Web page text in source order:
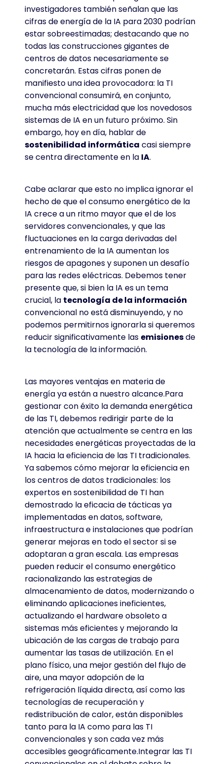
investigadores también señalan que las
cifras de energía de la IA para 2030 podrían
estar sobreestimadas; destacando que no
todas las construcciones gigantes de
centros de datos necesariamente se
concretarán. Estas cifras ponen de
manifiesto una idea provocadora: la TI
convencional consumirá, en conjunto,
mucha más electricidad que los novedosos
sistemas de IA en un futuro próximo. Sin
embargo, hoy en día, hablar de
sostenibilidad informática casi siempre
se centra directamente en la IA.
Cabe aclarar que esto no implica ignorar el
hecho de que el consumo energético de la
IA crece a un ritmo mayor que el de los
servidores convencionales, y que las
fluctuaciones en la carga derivadas del
entrenamiento de la IA aumentan los
riesgos de apagones y suponen un desafío
para las redes eléctricas. Debemos tener
presente que, si bien la IA es un tema
crucial, la tecnología de la información
convencional no está disminuyendo, y no
podemos permitirnos ignorarla si queremos
reducir significativamente las emisionesde
la tecnología de la información.
Las mayores ventajas en materia de
energía ya están a nuestro alcance.Para
gestionar con éxito la demanda energética
de las TI, debemos redirigir parte de la
atención que actualmente se centra en las
necesidades energéticas proyectadas de la
IA hacia la eficiencia de las TI tradicionales.
Ya sabemos cómo mejorar la eficiencia en
los centros de datos tradicionales: los
expertos en sostenibilidad de TI han
demostrado la eficacia de tácticas ya
implementadas en datos, software,
infraestructura e instalaciones que podrían
generar mejoras en todo el sector si se
adoptaran a gran escala. Las empresas
pueden reducir el consumo energético
racionalizando las estrategias de
almacenamiento de datos, modernizando o
eliminando aplicaciones ineficientes,
actualizando el hardware obsoleto a
sistemas más eficientes y mejorando la
ubicación de las cargas de trabajo para
aumentar las tasas de utilización. En el
plano físico, una mejor gestión del flujo de
aire, una mayor adopción de la
refrigeración líquida directa, así como las
tecnologías de recuperación y
redistribución de calor, están disponibles
tanto para la IA como para las TI
convencionales y son cada vez más
accesibles geográficamente.Integrar las TI